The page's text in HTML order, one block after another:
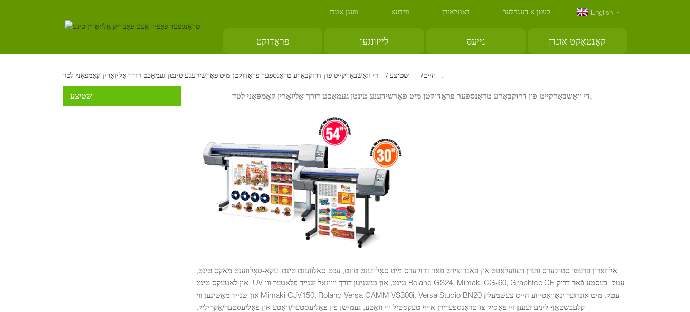
וועגן אונדז ווידעא דאַונלאָודן בעטן אַ הענדלער English
פּראָדוקט לייזונגען נייעס קאָנטאַקט אונדז
היים שטיצע די וואַשבאַרקייט פון דרוקבאַרע טראַנספער פּראָדוקטן מיט פאַרשידענע טינטן געמאַכט דורך אַליזאַרין קאָמפּאַני לטד.
שטיצע די וואַשבאַרקייט פון דרוקבאַרע טראַנספער פּראָדוקטן מיט פאַרשידענע טינטן געמאַכט דורך אַליזאַרין קאָמפּאַני לטד.
אַליזאַרין פּרעטי סטיקערס ווערן דעוועלאָפּט און פאַבריצירט פֿאַר דרוקערס מיט סאָלווענט טינט, עכט סאָלווענט טינט, עקאָ-סאָלווענט מאַקס טינט,
און לאַטעקס טינט, UV טינט, און געשניטן דורך וויינאַל שנייד פּלאַטער ווי Roland GS24, Mimaki CG-60, Graphtec CE עטק. בעסטע פֿאַר דרוק
און שנייד מאַשינען ווי Mimaki CJV150, Roland Versa CAMM VS300i, Versa Studio BN20 עטק. מיט אונדזער ינאָוואַטיווע הייס צעשמעלץ
קלעבשטאָף ליניע זענען זיי פּאַסיק צו טראַנספערירן אויף טעקסטיל ווי וואַטע, געמישן פון פּאָליעסטער/וואַטע און פּאָליעסטער/אַקריליק,